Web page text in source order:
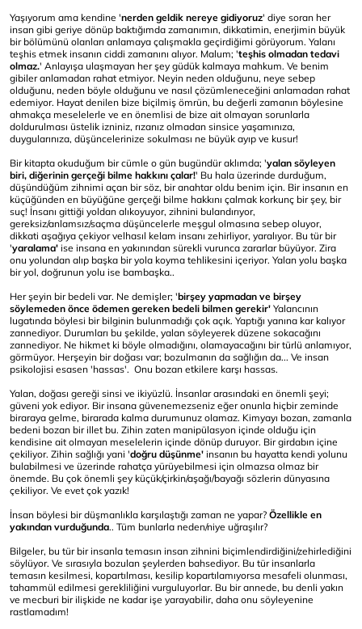
Yaşıyorum ama kendine 'nerden geldik nereye gidiyoruz' diye soran her
insan gibi geriye dönüp baktığımda zamanımın, dikkatimin, enerjimin büyük
bir bölümünü olanları anlamaya çalışmakla geçirdiğimi görüyorum. Yalanı
teşhis etmek insanın ciddi zamanını alıyor. Malum; 'teşhis olmadan tedavi
olmaz.' Anlayışa ulaşmayan her şey güdük kalmaya mahkum. Ve benim
gibiler anlamadan rahat etmiyor. Neyin neden olduğunu, neye sebep
olduğunu, neden böyle olduğunu ve nasıl çözümleneceğini anlamadan rahat
edemiyor. Hayat denilen bize biçilmiş ömrün, bu değerli zamanın böylesine
ahmakça meselelerle ve en önemlisi de bize ait olmayan sorunlarla
doldurulması üstelik izniniz, rızanız olmadan sinsice yaşamınıza,
duygularınıza, düşüncelerinize sokulması ne büyük ayıp ve kusur!
Bir kitapta okuduğum bir cümle o gün bugündür aklımda; 'yalan söyleyen
biri, diğerinin gerçeği bilme hakkını çalar!' Bu hala üzerinde durduğum,
düşündüğüm zihnimi açan bir söz, bir anahtar oldu benim için. Bir insanın en
küçüğünden en büyüğüne gerçeği bilme hakkını çalmak korkunç bir şey, bir
suç! İnsanı gittiği yoldan alıkoyuyor, zihnini bulandırıyor,
gereksiz/anlamsız/saçma düşüncelerle meşgul olmasına sebep oluyor,
dikkati aşağıya çekiyor velhasıl kelam insanı zehirliyor, yaralıyor. Bu tür bir
'yaralama' ise insana en yakınından sürekli vurunca zararlar büyüyor. Zira
onu yolundan alıp başka bir yola koyma tehlikesini içeriyor. Yalan yolu başka
bir yol, doğrunun yolu ise bambaşka..
Her şeyin bir bedeli var. Ne demişler; 'birşey yapmadan ve birşey
söylemeden önce ödemen gereken bedeli bilmen gerekir' Yalancının
lugatında böylesi bir bilginin bulunmadığı çok açık. Yaptığı yanına kar kalıyor
zannediyor. Durumları bu şekilde, yalan söyleyerek düzene sokacağını
zannediyor. Ne hikmet ki böyle olmadığını, olamayacağını bir türlü anlamıyor,
görmüyor. Herşeyin bir doğası var; bozulmanın da sağlığın da... Ve insan
psikolojisi esasen 'hassas'. Onu bozan etkilere karşı hassas.
Yalan, doğası gereği sinsi ve ikiyüzlü. İnsanlar arasındaki en önemli şeyi;
güveni yok ediyor. Bir insana güvenemezseniz eğer onunla hiçbir zeminde
biraraya gelme, birarada kalma durumunuz olamaz. Kimyayı bozan, zamanla
bedeni bozan bir illet bu. Zihin zaten manipülasyon içinde olduğu için
kendisine ait olmayan meselelerin içinde dönüp duruyor. Bir girdabın içine
çekiliyor. Zihin sağlığı yani 'doğru düşünme' insanın bu hayatta kendi yolunu
bulabilmesi ve üzerinde rahatça yürüyebilmesi için olmazsa olmaz bir
önemde. Bu çok önemli şey küçük/çirkin/aşağı/bayağı sözlerin dünyasına
çekiliyor. Ve evet çok yazık!
İnsan böylesi bir düşmanlıkla karşılaştığı zaman ne yapar? Özellikle en
yakından vurduğunda.. Tüm bunlarla neden/niye uğraşılır?
Bilgeler, bu tür bir insanla temasın insan zihnini biçimlendirdiğini/zehirlediğini
söylüyor. Ve sırasıyla bozulan şeylerden bahsediyor. Bu tür insanlarla
temasın kesilmesi, kopartılması, kesilip kopartılamıyorsa mesafeli olunması,
tahammül edilmesi gerekliliğini vurguluyorlar. Bu bir annede, bu denli yakın
ve mecburi bir ilişkide ne kadar işe yarayabilir, daha onu söyleyenine
rastlamadım!